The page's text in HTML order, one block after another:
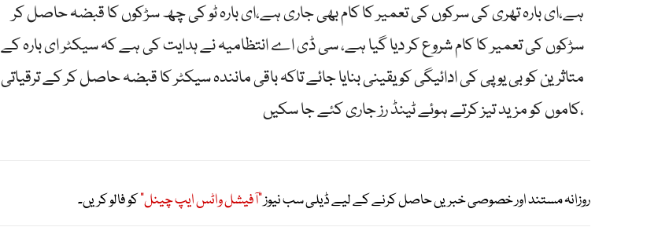
ہے،ای بارہ تھری کی سرکوں کی تعمیر کا کام بھی جاری ہے،ای بارہ ٹو کی چھ سڑکوں کا قبضہ حاصل کر
سڑکوں کی تعمیر کا کام شروع کر دیا گیا ہے، سی ڈی اے انتظامیہ نے ہدایت کی ہے کہ سیکٹر ای بارہ کے
متاثرین کو بی یو پی کی ادائیگی کو یقینی بنایا جائے تاکہ باقی مانندہ سیکٹر کا قبضہ حاصل کر کے ترقیاتی
کاموں کو مزید تیز کرتے ہوئے ٹینڈ رز جاری کئے جا سکیں،
روزانہ مستند اور خصوصی خبریں حاصل کرنے کے لیے ڈیلی سب نیوز"آفیشل واٹس ایپ چینل"کو فالو کریں۔